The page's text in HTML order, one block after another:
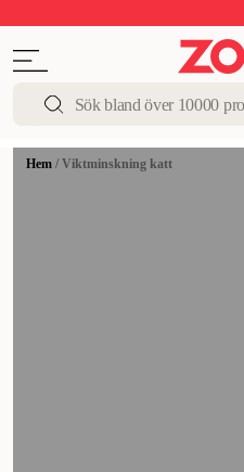
Hem / Viktminskning katt